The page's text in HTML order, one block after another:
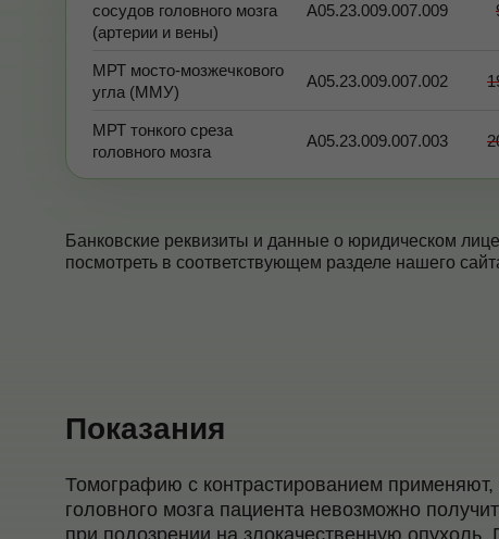
сосудов головного мозга
(артерии и вены)
А05.23.009.007.009
МРТ мосто-мозжечкового
угла (ММУ)
А05.23.009.007.002
МРТ тонкого среза
головного мозга
А05.23.009.007.003
Банковские реквизиты и данные о юридическом
посмотреть в соответствующем разделе нашего
Показания
Томографию с контрастированием
головного мозга пациента невозможно
при подозрении на злокачественную опухоль.